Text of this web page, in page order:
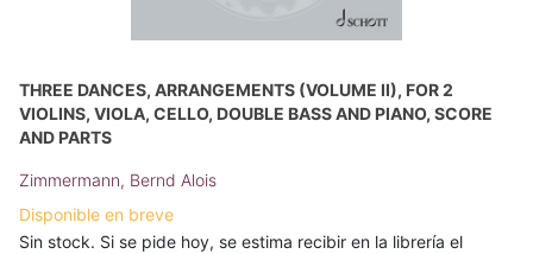
THREE DANCES, ARRANGEMENTS (VOLUME II), FOR 2
VIOLINS, VIOLA, CELLO, DOUBLE BASS AND PIANO, SCORE
AND PARTS
Zimmermann, Bernd Alois
Disponible en breve
Sin stock. Si se pide hoy, se estima recibir en la librería el